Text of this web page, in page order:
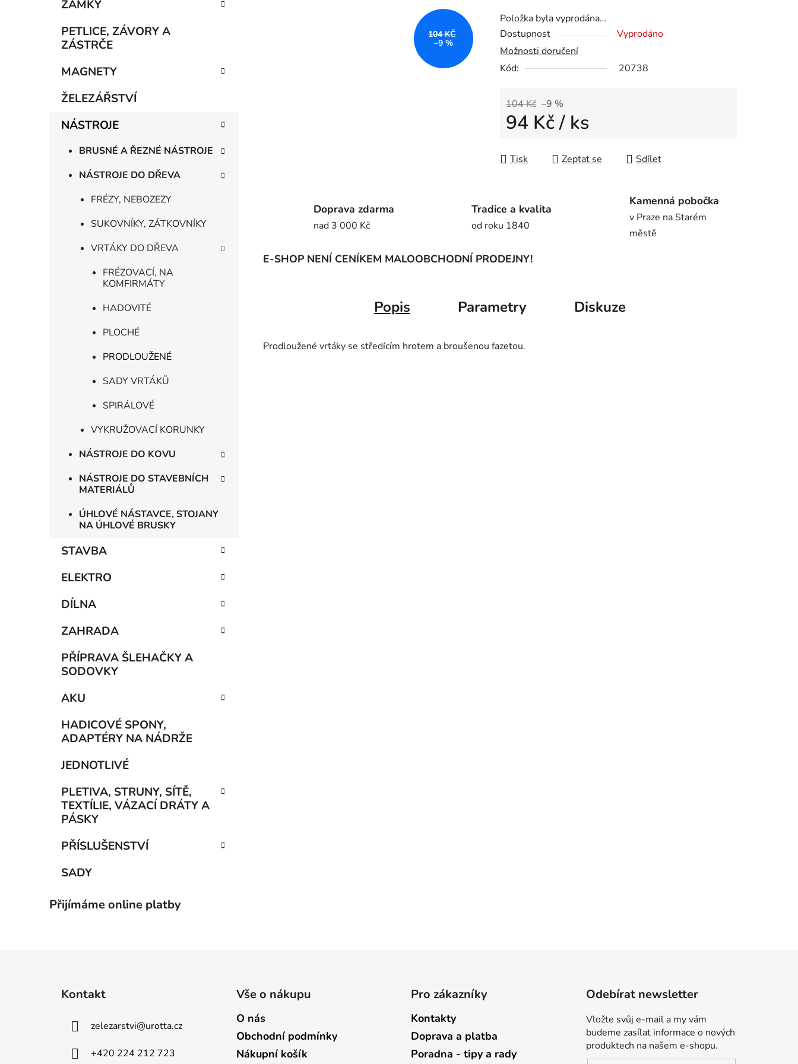
ZÁMKY
PETLICE, ZÁVORY A
ZÁSTRČE
MAGNETY
ŽELEZÁŘSTVÍ
NÁSTROJE
BRUSNÉ A ŘEZNÉ NÁSTROJE
NÁSTROJE DO DŘEVA
FRÉZY, NEBOZEZY
SUKOVNÍKY, ZÁTKOVNÍKY
VRTÁKY DO DŘEVA
FRÉZOVACÍ, NA
KOMFIRMÁTY
HADOVITÉ
PLOCHÉ
PRODLOUŽENÉ
SADY VRTÁKŮ
SPIRÁLOVÉ
VYKRUŽOVACÍ KORUNKY
NÁSTROJE DO KOVU
NÁSTROJE DO STAVEBNÍCH
MATERIÁLŮ
ÚHLOVÉ NÁSTAVCE, STOJANY
NA ÚHLOVÉ BRUSKY
STAVBA
ELEKTRO
DÍLNA
ZAHRADA
PŘÍPRAVA ŠLEHAČKY A
SODOVKY
AKU
HADICOVÉ SPONY,
ADAPTÉRY NA NÁDRŽE
JEDNOTLIVÉ
PLETIVA, STRUNY, SÍTĚ,
TEXTÍLIE, VÁZACÍ DRÁTY A
PÁSKY
PŘÍSLUŠENSTVÍ
SADY
Přijímáme online platby
je
0,0
z
5
Položka byla vyprodána…
Dostupnost
Vyprodáno
Možnosti doručení
Kód:
20738
104 Kč –9 %
94 Kč/ ks
Tisk
Zeptat se Sdílet
104 KČ
–9 %
Doprava zdarma
nad 3 000 Kč
Tradice a kvalita
od roku 1840
Kamenná pobočka
v Praze na Starém
městě
E-SHOP NENÍ CENÍKEM MALOOBCHODNÍ PRODEJNY!
Popis Parametry Diskuze
Prodloužené vrtáky se středícím hrotem a broušenou fazetou.
Kontakt
zelezarstvi@urotta.cz
+420 224 212 723
Vše o nákupu
O nás
Obchodní podmínky
Nákupní košík
Pro zákazníky
Kontakty
Doprava a platba
Poradna - tipy a rady
Odebírat newsletter
Vložte svůj e-mail a my vám
budeme zasílat informace o nových
produktech na našem e-shopu.